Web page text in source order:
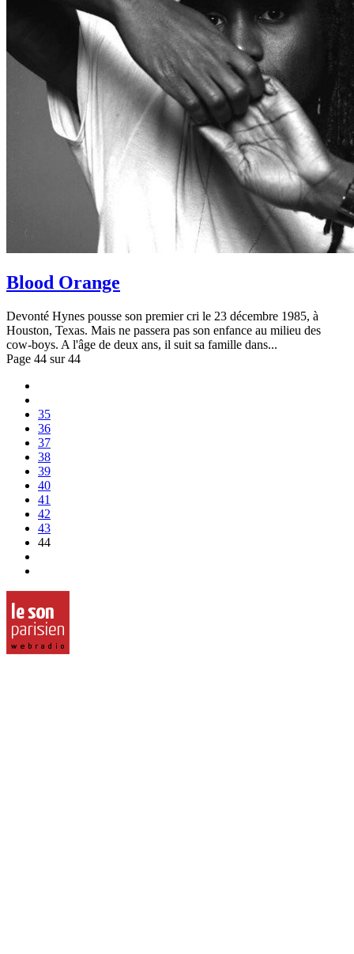
Blood Orange
Devonté Hynes pousse son premier cri le 23 décembre 1985, à
Houston, Texas. Mais ne passera pas son enfance au milieu des
cow-boys. A l'âge de deux ans, il suit sa famille dans...
Page 44 sur 44
35
36
37
38
39
40
41
42
43
44